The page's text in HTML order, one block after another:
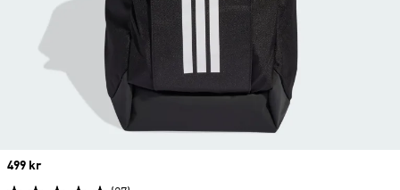
Price
499 kr